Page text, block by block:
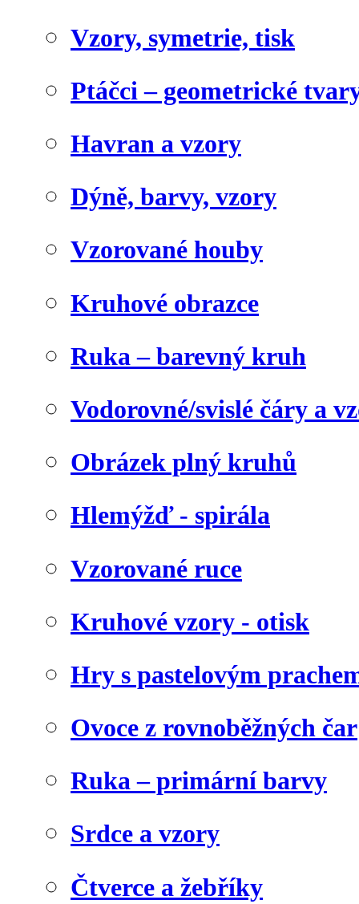
Vzory, symetrie, tisk
Ptáčci – geometrické
Havran a vzory
Dýně, barvy, vzory
Vzorované houby
Kruhové obrazce
Ruka – barevný kruh
Vodorovné/svislé čáry a
Obrázek plný kruhů
Hlemýžď - spirála
Vzorované ruce
Kruhové vzory - otisk
Hry s pastelovým
Ovoce z rovnoběžných čar
Ruka – primární barvy
Srdce a vzory
Čtverce a žebříky